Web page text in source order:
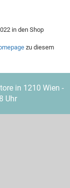
in den Shop
zu diesem
in 1210 Wien -
Uhr